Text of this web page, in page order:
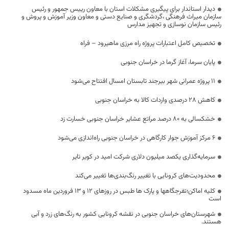
دیدار استاندار برای پیگیری مشکلات استان با معاون رییس جمهور و رئیس
سازمان میراث فرهنگی ،گردشگری و صنایع دستی و معاون وزیر آموزش و پروش و
رئیس سازمان نوسازی و تجهیز مدارس
تخصیص کامل اعتبارات پروژه راه مرزی ماهیرود – فراه
پایان سرما، آغاز گرما در خراسان جنوبی
۱۱ پروژه عمرانی شهر بیرجند تابستان امسال افتتاح می‌شود
کاهش ۲۸ درصدی واردات کالا به خراسان جنوبی
خشکسالی به ۸۰ درصد مراتع عشایر خراسان جنوبی خسارت زد
۶ مرکز آموزش جوار کارگاهی در خراسان جنوبی راه‌اندازی می‌شود
سرمایه‌گذاری یکصد میلیون دلاری شرکت امید در کویر تایر
محدودیت‌های کرونایی با تغییر رنگ‌بندی‌ها تغییر می‌کند
کلیه اماکن؛تفرجگاهها و پارک ها طبس در روزهای 12 و 13 فروردین ماه مسدود
است
شهرستان‌های خراسان جنوبی در نقشه کرونایی کشور به رنگ‌های زرد و آبی
هستند.